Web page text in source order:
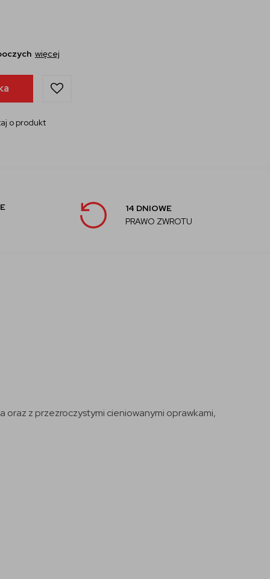
więcej
o produkt
14 DNIOWE
PRAWO ZWROTU
oraz z przezroczystymi cieniowanymi oprawkami,